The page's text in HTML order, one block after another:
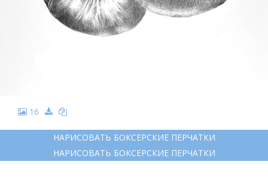
16
НАРИСОВАТЬ БОКСЕРСКИЕ ПЕРЧАТКИ
НАРИСОВАТЬ БОКСЕРСКИЕ ПЕРЧАТКИ